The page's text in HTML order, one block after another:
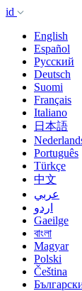
id
English
Español
Русский
Deutsch
Suomi
Français
Italiano
日本語
Português
Türkçe
中文
عربي
اردو
Gaeilge
বাংলা
Magyar
Polski
Čeština